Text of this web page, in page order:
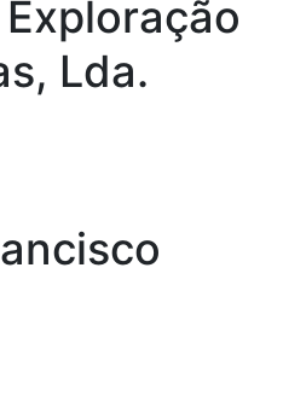
máximo de
aceda à página
Lda.